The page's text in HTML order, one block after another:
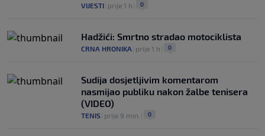
VIJESTI prije 1 h 0
Hadžići: Smrtno stradao motociklista
CRNA HRONIKA prije 1 h 0
Sudija dosjetljivim komentarom
nasmijao publiku nakon žalbe tenisera
(VIDEO)
TENIS prije 9 min. 0